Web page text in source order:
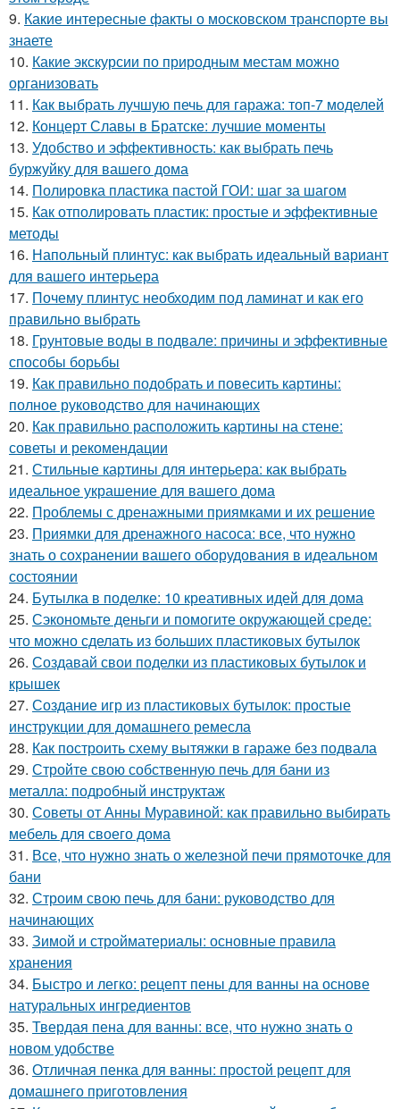
9. Какие интересные факты о московском транспорте вы
знаете
10. Какие экскурсии по природным местам можно
организовать
11. Как выбрать лучшую печь для гаража: топ-7 моделей
12. Концерт Славы в Братске: лучшие моменты
13. Удобство и эффективность: как выбрать печь
буржуйку для вашего дома
14. Полировка пластика пастой ГОИ: шаг за шагом
15. Как отполировать пластик: простые и эффективные
методы
16. Напольный плинтус: как выбрать идеальный вариант
для вашего интерьера
17. Почему плинтус необходим под ламинат и как его
правильно выбрать
18. Грунтовые воды в подвале: причины и эффективные
способы борьбы
19. Как правильно подобрать и повесить картины:
полное руководство для начинающих
20. Как правильно расположить картины на стене:
советы и рекомендации
21. Стильные картины для интерьера: как выбрать
идеальное украшение для вашего дома
22. Проблемы с дренажными приямками и их решение
23. Приямки для дренажного насоса: все, что нужно
знать о сохранении вашего оборудования в идеальном
состоянии
24. Бутылка в поделке: 10 креативных идей для дома
25. Сэкономьте деньги и помогите окружающей среде:
что можно сделать из больших пластиковых бутылок
26. Создавай свои поделки из пластиковых бутылок и
крышек
27. Создание игр из пластиковых бутылок: простые
инструкции для домашнего ремесла
28. Как построить схему вытяжки в гараже без подвала
29. Стройте свою собственную печь для бани из
металла: подробный инструктаж
30. Советы от Анны Муравиной: как правильно выбирать
мебель для своего дома
31. Все, что нужно знать о железной печи прямоточке для
бани
32. Строим свою печь для бани: руководство для
начинающих
33. Зимой и стройматериалы: основные правила
хранения
34. Быстро и легко: рецепт пены для ванны на основе
натуральных ингредиентов
35. Твердая пена для ванны: все, что нужно знать о
новом удобстве
36. Отличная пенка для ванны: простой рецепт для
домашнего приготовления